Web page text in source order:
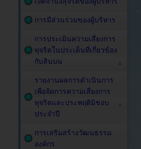
การมีส่วนร่วมของผู้บริหาร
การประเมินความเสี่ยงการ
ทุจริตในประเด็นที่เกี่ยวข้อง
กับสินบน
รายงานผลการดำเนินการ
เพื่อจัดการความเสี่ยงการ
ทุจริตและประพฤติมิชอบ
ประจำปี
การเสริมสร้างวัฒนธรรม
องค์กร